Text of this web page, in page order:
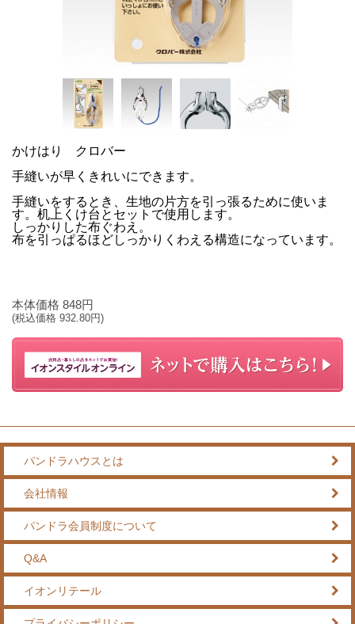
かけはり クロバー
手縫いが早くきれいにできます。
手縫いをするとき、生地の片方を引っ張るために使いま
す。机上くけ台とセットで使用します。
しっかりした布ぐわえ。
布を引っぱるほどしっかりくわえる構造になっています。
本体価格 848円
(税込価格 932.80円)
パンドラハウスとは
会社情報
パンドラ会員制度について
Q&A
イオンリテール